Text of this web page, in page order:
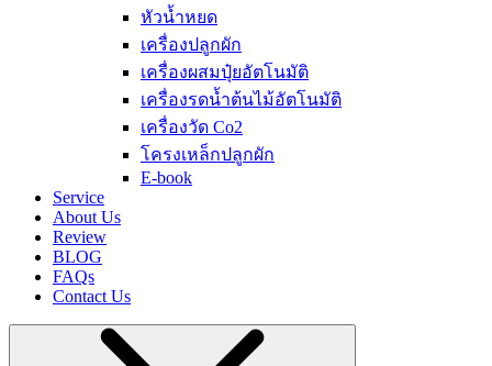
หัวน้ำหยด
เครื่องปลูกผัก
เครื่องผสมปุ๋ยอัตโนมัติ
เครื่องรดน้ำต้นไม้อัตโนมัติ
เครื่องวัด Co2
โครงเหล็กปลูกผัก
E-book
Service
About Us
Review
BLOG
FAQs
Contact Us